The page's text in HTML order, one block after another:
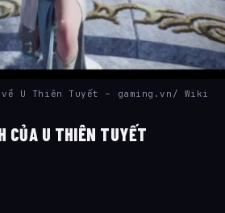
U Thiên Tuyết – gaming.vn/ Wiki
CỦA U THIÊN TUYẾT